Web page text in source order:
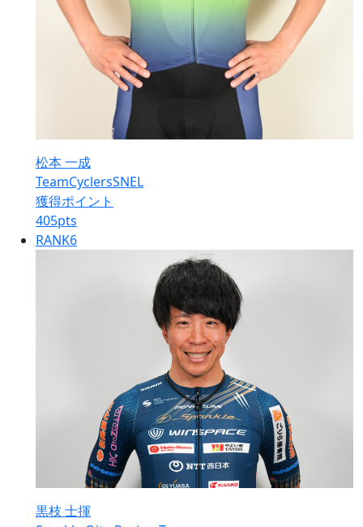
松本 一成
TeamCyclersSNEL
獲得ポイント
405pts
RANK6
黒枝 士揮